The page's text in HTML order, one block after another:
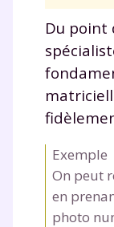
Du point
Exemple
On peut
en
photo